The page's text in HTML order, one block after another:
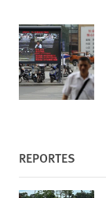
REPORTES